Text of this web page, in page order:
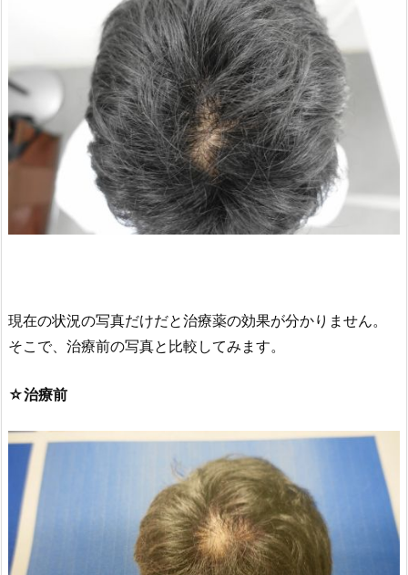
現在の状況の写真だけだと治療薬の効果が分かりません。
そこで、治療前の写真と比較してみます。
☆治療前